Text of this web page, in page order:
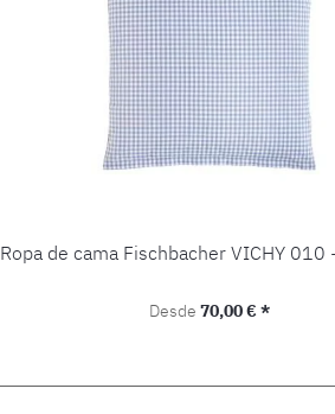
Ropa de cama Fischbacher VICHY 010
Precio normal:
Desde 70,00 € *